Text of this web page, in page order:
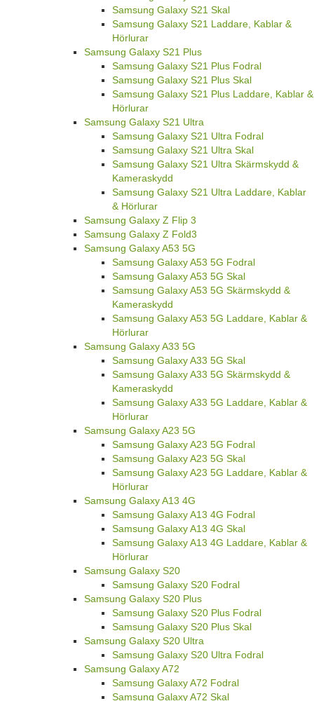
Samsung Galaxy S21 Skal
Samsung Galaxy S21 Laddare, Kablar &
Hörlurar
Samsung Galaxy S21 Plus
Samsung Galaxy S21 Plus Fodral
Samsung Galaxy S21 Plus Skal
Samsung Galaxy S21 Plus Laddare, Kablar &
Hörlurar
Samsung Galaxy S21 Ultra
Samsung Galaxy S21 Ultra Fodral
Samsung Galaxy S21 Ultra Skal
Samsung Galaxy S21 Ultra Skärmskydd &
Kameraskydd
Samsung Galaxy S21 Ultra Laddare, Kablar
& Hörlurar
Samsung Galaxy Z Flip 3
Samsung Galaxy Z Fold3
Samsung Galaxy A53 5G
Samsung Galaxy A53 5G Fodral
Samsung Galaxy A53 5G Skal
Samsung Galaxy A53 5G Skärmskydd &
Kameraskydd
Samsung Galaxy A53 5G Laddare, Kablar &
Hörlurar
Samsung Galaxy A33 5G
Samsung Galaxy A33 5G Skal
Samsung Galaxy A33 5G Skärmskydd &
Kameraskydd
Samsung Galaxy A33 5G Laddare, Kablar &
Hörlurar
Samsung Galaxy A23 5G
Samsung Galaxy A23 5G Fodral
Samsung Galaxy A23 5G Skal
Samsung Galaxy A23 5G Laddare, Kablar &
Hörlurar
Samsung Galaxy A13 4G
Samsung Galaxy A13 4G Fodral
Samsung Galaxy A13 4G Skal
Samsung Galaxy A13 4G Laddare, Kablar &
Hörlurar
Samsung Galaxy S20
Samsung Galaxy S20 Fodral
Samsung Galaxy S20 Plus
Samsung Galaxy S20 Plus Fodral
Samsung Galaxy S20 Plus Skal
Samsung Galaxy S20 Ultra
Samsung Galaxy S20 Ultra Fodral
Samsung Galaxy A72
Samsung Galaxy A72 Fodral
Samsung Galaxy A72 Skal